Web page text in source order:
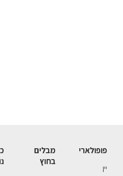
פופולארי
יין
מבלים
בחוץ